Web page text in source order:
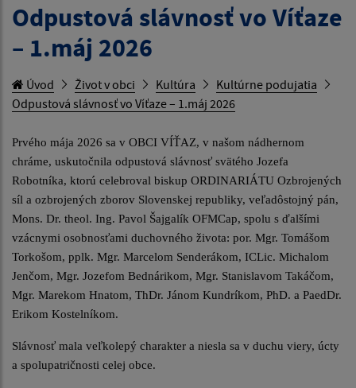
Odpustová slávnosť vo Víťaze
– 1.máj 2026
Úvod Život v obci Kultúra
Kultúrne podujatia
Odpustová slávnosť vo Víťaze – 1.máj 2026
Prvého mája 2026 sa v OBCI VÍŤAZ, v našom nádhernom
chráme, uskutočnila odpustová slávnosť svätého Jozefa
Robotníka, ktorú celebroval biskup ORDINARIÁTU Ozbrojených
síl a ozbrojených zborov Slovenskej republiky, veľadôstojný pán,
Mons. Dr. theol. Ing. Pavol Šajgalík OFMCap, spolu s ďalšími
vzácnymi osobnosťami duchovného života: por. Mgr. Tomášom
Torkošom, pplk. Mgr. Marcelom Senderákom, ICLic. Michalom
Jenčom, Mgr. Jozefom Bednárikom, Mgr. Stanislavom Takáčom,
Mgr. Marekom Hnatom, ThDr. Jánom Kundríkom, PhD. a PaedDr.
Erikom Kostelníkom.
Slávnosť mala veľkolepý charakter a niesla sa v duchu viery, úcty
a spolupatričnosti celej obce.